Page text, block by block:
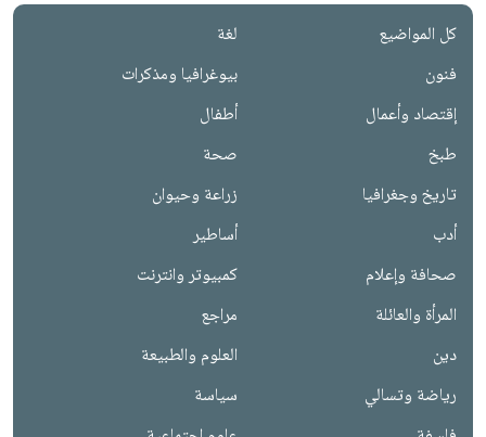
كل المواضيع
لغة
فنون
بيوغرافيا ومذكرات
إقتصاد وأعمال
أطفال
طبخ
صحة
تاريخ وجغرافيا
زراعة وحيوان
أدب
أساطير
صحافة وإعلام
كمبيوتر وانترنت
المرأة والعائلة
مراجع
دين
العلوم والطبيعة
رياضة وتسالي
سياسة